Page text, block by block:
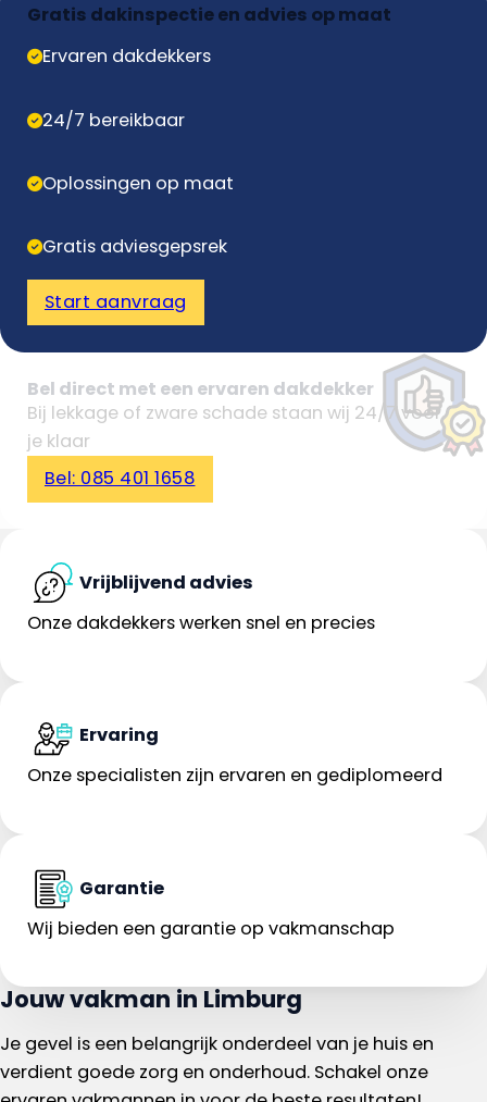
Gratis dakinspectie en advies op maat
Ervaren dakdekkers
24/7 bereikbaar
Oplossingen op maat
Gratis adviesgepsrek
Start aanvraag
Bel direct met een ervaren dakdekker
Bij lekkage of zware schade staan wij 24/7 voor
je klaar
Bel: 085 401 1658
Vrijblijvend advies
Onze dakdekkers werken snel en precies
Ervaring
Onze specialisten zijn ervaren en gediplomeerd
Garantie
Wij bieden een garantie op vakmanschap
Jouw vakman in Limburg
Je gevel is een belangrijk onderdeel van je huis en
verdient goede zorg en onderhoud. Schakel onze